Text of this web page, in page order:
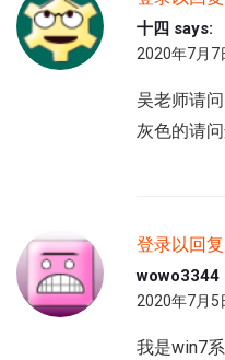
十四 says:
2020年7月7
吴老师请
灰色的请
登录以回复
wowo3344
2020年7月5
我是win7